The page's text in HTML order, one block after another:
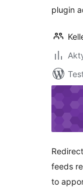
plugin
feeds
to